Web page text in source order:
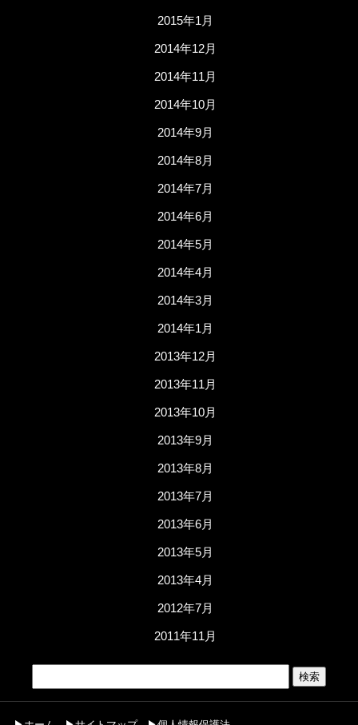
2015年1月
2014年12月
2014年11月
2014年10月
2014年9月
2014年8月
2014年7月
2014年6月
2014年5月
2014年4月
2014年3月
2014年1月
2013年12月
2013年11月
2013年10月
2013年9月
2013年8月
2013年7月
2013年6月
2013年5月
2013年4月
2012年7月
2011年11月